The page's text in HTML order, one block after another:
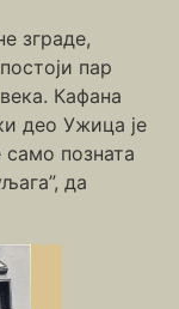
зграде,
пар
Кафана
део Ужица је
само позната
да